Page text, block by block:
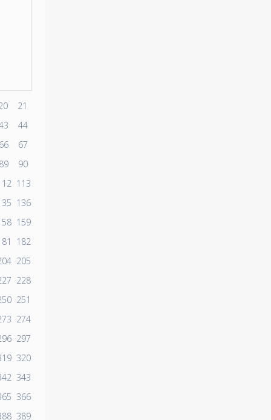
21
44
66
67
89
90
113
136
159
182
205
228
251
274
297
320
343
366
389